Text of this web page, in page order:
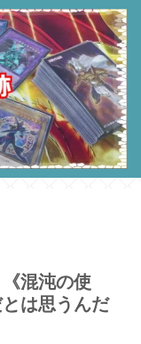
《混沌の使
は思うんだ